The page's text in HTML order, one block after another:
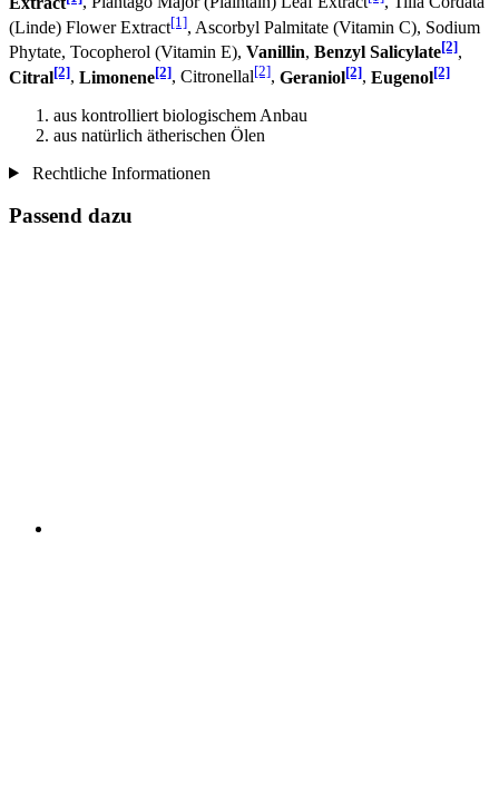
(Linde) Flower Extract[1], Ascorbyl Palmitate (Vitamin C), Sodium
Phytate, Tocopherol (Vitamin E), Vanillin, Benzyl Salicylate[2],
Citral[2], Limonene[2], Citronellal[2], Geraniol[2], Eugenol[2]
aus kontrolliert biologischem Anbau
aus natürlich ätherischen Ölen
Rechtliche Informationen
Passend dazu